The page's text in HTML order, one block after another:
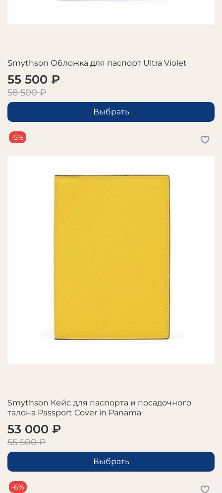
Smythson Обложка для паспорт Ultra Violet
55 500 ₽
58 500 ₽
Выбрать
-5%
Smythson Кейс для паспорта и посадочного
талона Passport Cover in Panama
53 000 ₽
55 500 ₽
Выбрать
-6%